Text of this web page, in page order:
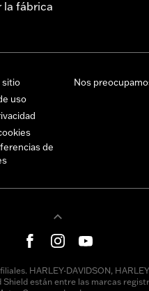
la fábrica
sitio
uso
de
Nos
HARLEY-DAVIDSON,
Shield están entre las marcas